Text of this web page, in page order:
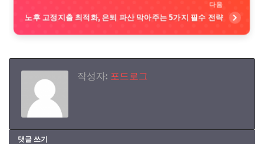
다음
노후 고정지출 최적화, 은퇴 파산 막아주는 5가지 필수 전략
작성자: 포드로그
댓글 쓰기